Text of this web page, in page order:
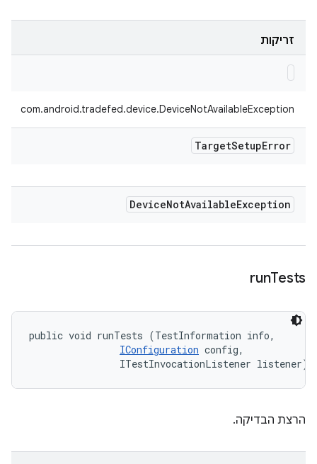
זריקות
com.android.tradefed.device.DeviceNotAvailableException
TargetSetupError
DeviceNotAvailableException
runTests
public void runTests (TestInformation info,
IConfiguration config,
                ITestInvocationListener listener)
הרצת הבדיקה.